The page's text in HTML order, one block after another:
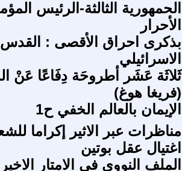
الأحرار
بذكرى احراق الأقصى : القدس
الاسرائيلي
ثَلاثَة عَشَر أطروحَة دِفَاعًا عَنْ
(فريغا هوغ)
الإيمان بالعالم الخفي ح1
مناظرات عبر الاثير إكراما
اغتيال عقل بوتين
الملف النووي في الامتار